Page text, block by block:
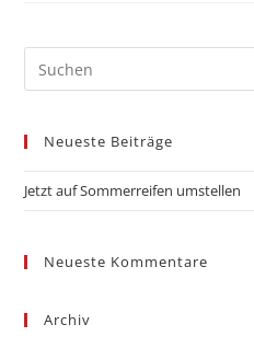
Neueste Beiträge
Jetzt auf Sommerreifen umstellen
Neueste Kommentare
Archiv